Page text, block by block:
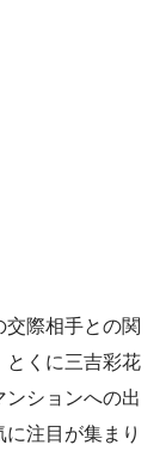
交際相手との関
とくに三吉彩花
ションへの出
注目が集まり